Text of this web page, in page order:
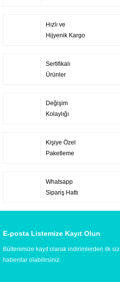
Hızlı ve
Hijyenik Kargo
Sertifikalı
Ürünler
Değişim
Kolaylığı
Kişiye Özel
Paketleme
Whatsapp
Sipariş Hattı
E-posta Listemize Kayıt Olun
Bültenimize kayıt olarak indirimlerden ilk siz
haberdar olabilirsiniz.